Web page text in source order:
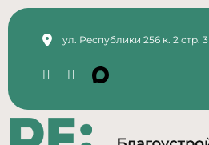
ул. Республики 256 к. 2 стр. 3